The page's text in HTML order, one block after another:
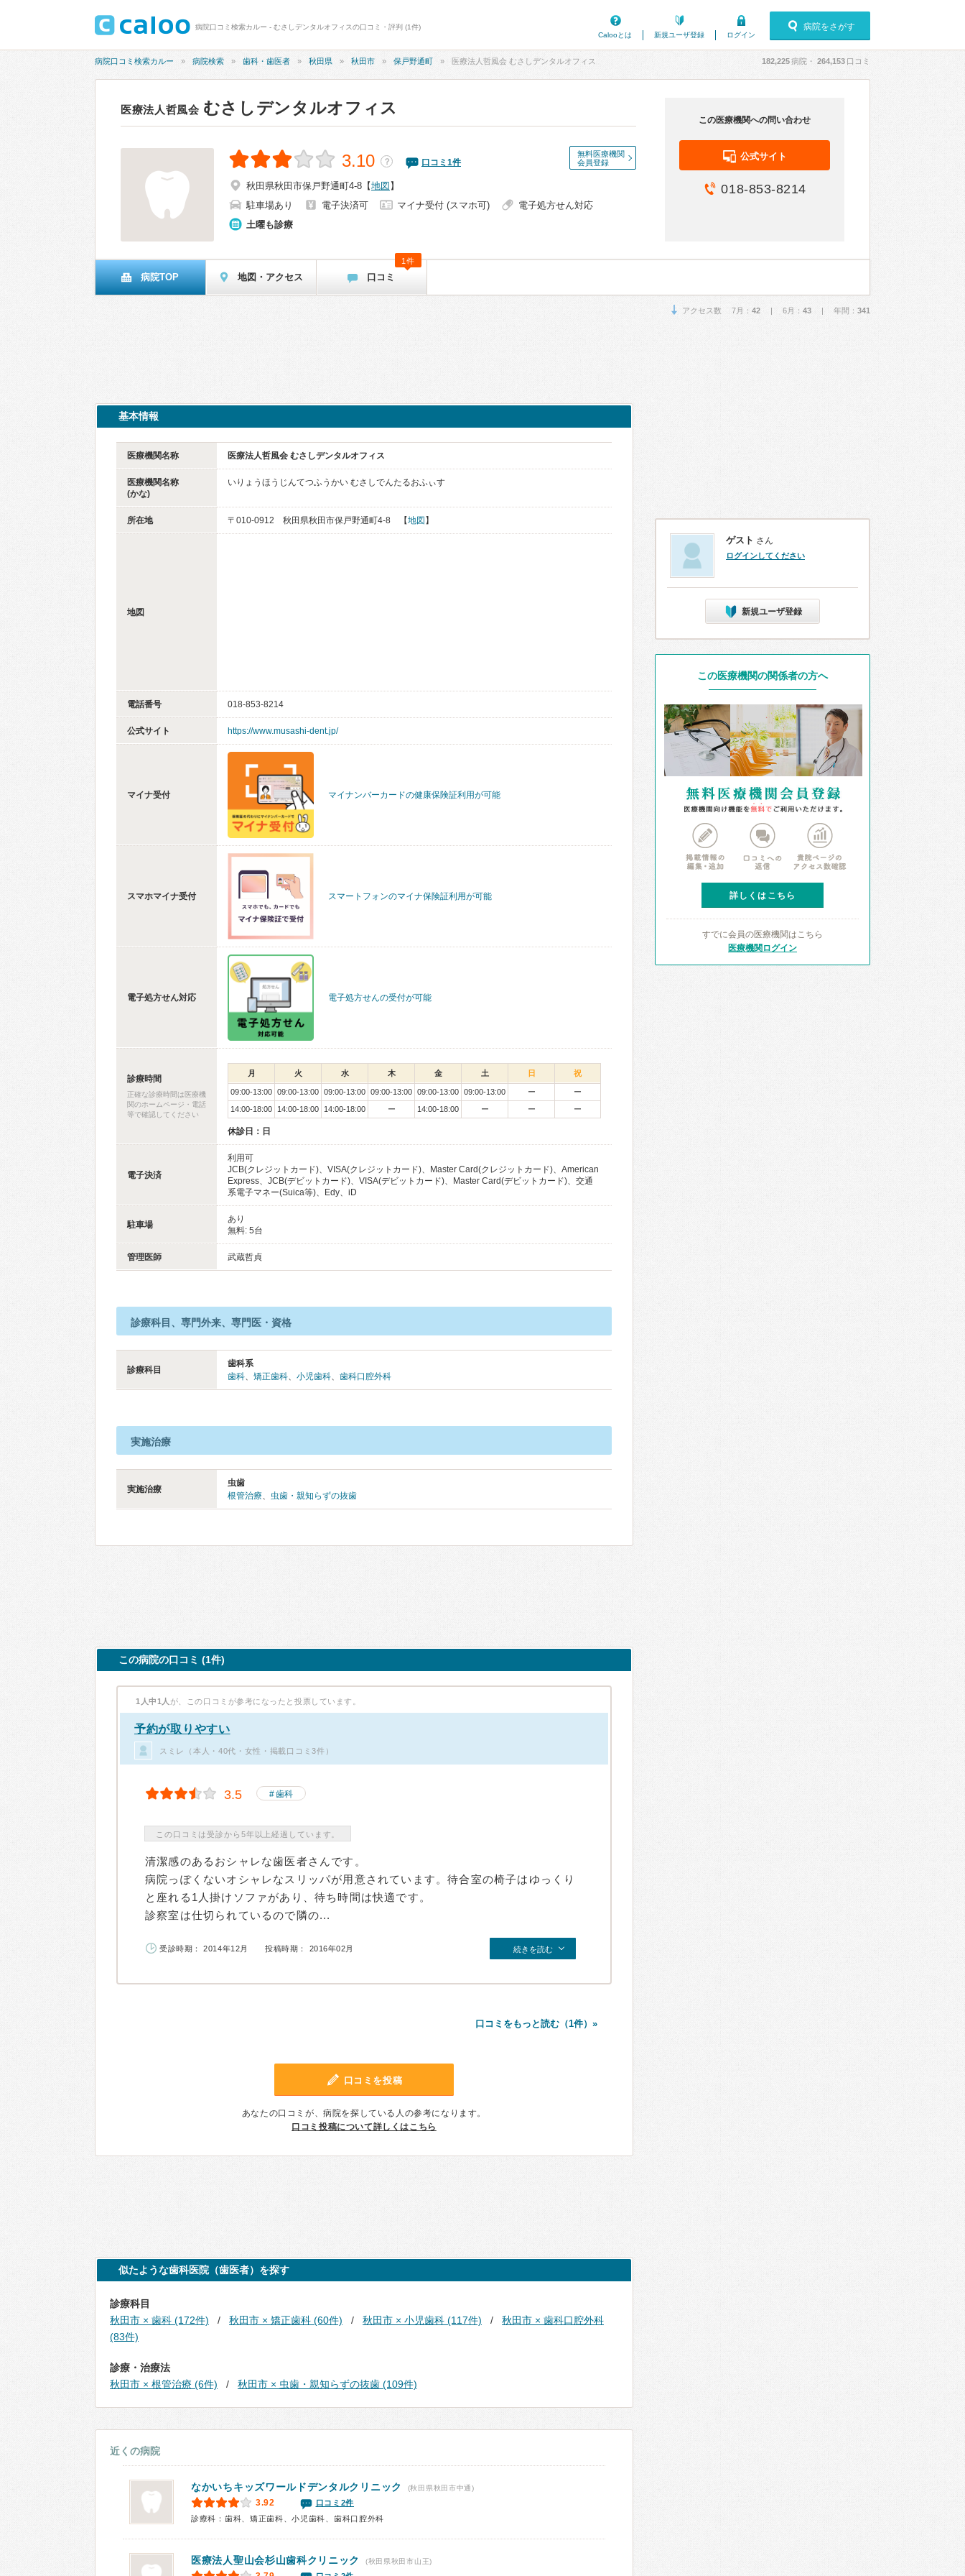
病院口コミ検索カルー - むさしデンタルオフィスの口コミ・評判 (1件)
Calooとは
新規ユーザ登録 ログイン
病院をさがす
病院口コミ検索カルー 病院検索 歯科・歯医者 秋田県 秋田市 保戸野通町 医療法人哲風会 むさしデンタルオフィス 182,225病院・ 264,153 口コミ
医療法人哲風会 むさしデンタルオフィス
無料医療機関
会員登録
3.10 ？ 口コミ 1件
秋田県秋田市保戸野通町4-8 【地図 】
駐車場あり
電子決済可 マイナ受付 (スマホ可)
電子処方せん対応
土曜も診療
この医療機関への問い合わせ
公式サイト
018-853-8214
病院TOP 地図・アクセス 口コミ
1件
アクセス数 7月： 42 | 6月： 43 | 年間： 341
基本情報
医療機関名称 医療法人哲風会 むさしデンタルオフィス
医療機関名称
(かな)
いりょうほうじんてつふうかい むさしでんたるおふぃす
所在地 〒010-0912 秋田県秋田市保戸野通町4-8 【地図 】
地図
電話番号 018-853-8214
公式サイト https://www.musashi-dent.jp/
マイナ受付 マイナンバーカードの健康保険証利用が可能
スマホマイナ受付 スマートフォンのマイナ保険証利用が可能
電子処方せん対応 電子処方せんの受付が可能
診療時間
正確な診療時間は医療機
関のホームページ・電話
等で確認してください
月 火 水 木 金 土 日 祝
09:00-13:00 09:00-13:00 09:00-13:00 09:00-13:00 09:00-13:00 09:00-13:00 ー
ー
14:00-18:00
14:00-18:00 14:00-18:00 ー 14:00-18:00 ー ー ー
休診日：日
電子決済
利用可
JCB(クレジットカード)、VISA(クレジットカード)、Master Card(クレジットカード)、American
Express、JCB(デビットカード)、VISA(デビットカード)、Master Card(デビットカード)、交通
系電子マネー(Suica等)、Edy、iD
駐車場
あり
無料: 5台
管理医師 武蔵哲貞
診療科目、専門外来、専門医・資格
診療科目
歯科系
歯科、 矯正歯科、 小児歯科、 歯科口腔外科
実施治療
実施治療
虫歯
根管治療、 虫歯・親知らずの抜歯
この病院の口コミ (1件)
1人中1人 が、この口コミが参考になったと投票しています。
予約が取りやすい
スミレ（本人・40代・女性・掲載口コミ3件）
3.5 歯科
この口コミは受診から5年以上経過しています。
清潔感のあるおシャレな歯医者さんです。
病院っぽくないオシャレなスリッパが用意されています。待合室の椅子はゆっくり
と座れる1人掛けソファがあり、待ち時間は快適です。
診察室は仕切られているので隣の...
受診時期： 2014年12月 投稿時期： 2016年02月 続きを読む
口コミをもっと読む（1件）»
口コミを投稿
あなたの口コミが、病院を探している人の参考になります。
口コミ投稿について詳しくはこちら
似たような歯科医院（歯医者）を探す
診療科目
秋田市 × 歯科 (172件)
秋田市 × 矯正歯科 (60件) 秋田市 × 小児歯科 (117件)
秋田市 × 歯科口腔外科
(83件)
診療・治療法
秋田市 × 根管治療 (6件)
秋田市 × 虫歯・親知らずの抜歯 (109件)
近くの病院
なかいちキッズワールドデンタルクリニック (秋田県秋田市中通)
3.92
口コミ2件
診療科：歯科、矯正歯科、小児歯科、歯科口腔外科
医療法人聖山会杉山歯科クリニック (秋田県秋田市山王)
ゲスト さん
ログインしてください
新規ユーザ登録
この医療機関の関係者の方へ
詳しくはこちら
すでに会員の医療機関はこちら
医療機関ログイン